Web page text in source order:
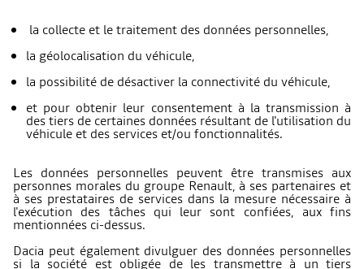
la collecte et le traitement des données personnelles,
la géolocalisation du véhicule,
la possibilité de désactiver la connectivité du véhicule,
et pour obtenir leur consentement à la transmission à
des tiers de certaines données résultant de l'utilisation du
véhicule et des services et/ou fonctionnalités.
Les données personnelles peuvent être transmises aux
personnes morales du groupe Renault, à ses partenaires et
à ses prestataires de services dans la mesure nécessaire à
l'exécution des tâches qui leur sont confiées, aux fins
mentionnées ci-dessus.
Dacia peut également divulguer des données personnelles
si la société est obligée de les transmettre à un tiers